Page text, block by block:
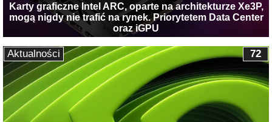
Karty graficzne Intel ARC, oparte na architekturze Xe3P,
mogą nigdy nie trafić na rynek. Priorytetem Data Center
oraz iGPU
72
Aktualności